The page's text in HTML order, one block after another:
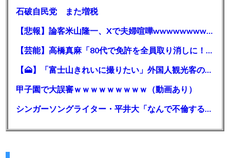
石破自民党 また増税
【悲報】論客米山隆一、Xで夫婦喧嘩wwwwwwwwwwww
【芸能】高橋真麻「80代で免許を全員取り消しに！」 高齢ドライバーの事故問題で、高齢者の運転免許取り消し法を提案
【🗻】「富士山きれいに撮りたい」外国人観光客のレンタカー事故が急増…「ハンドルが逆で慣れず」、道の狭さも
甲子園で大誤審ｗｗｗｗｗｗｗｗｗ（動画あり）
シンガーソングライター・平井大「なんで不倫するか知ってる？妥協で結婚するからさ。」←浅すぎると大炎上